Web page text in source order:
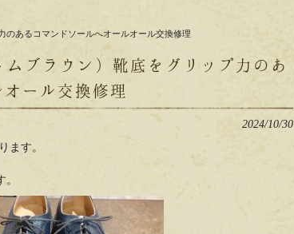
のあるコマンドソールへオールオール交換修理
ムブラウン）靴底をグリップ力のあ
ール交換修理
2024/10/30
ます。